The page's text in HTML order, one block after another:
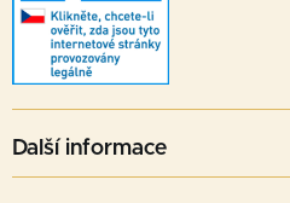
Další informace